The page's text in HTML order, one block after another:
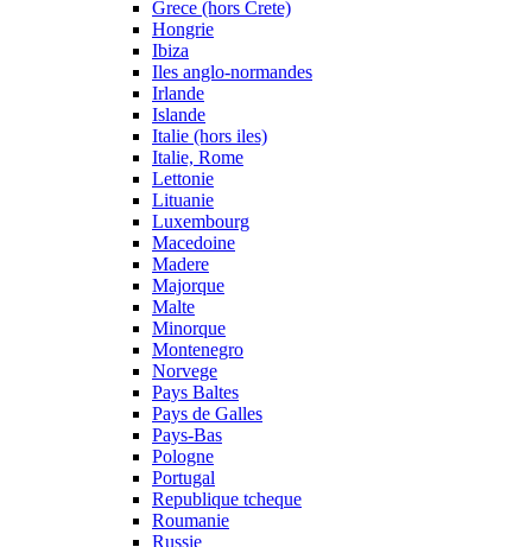
Grece (hors Crete)
Hongrie
Ibiza
Iles anglo-normandes
Irlande
Islande
Italie (hors iles)
Italie, Rome
Lettonie
Lituanie
Luxembourg
Macedoine
Madere
Majorque
Malte
Minorque
Montenegro
Norvege
Pays Baltes
Pays de Galles
Pays-Bas
Pologne
Portugal
Republique tcheque
Roumanie
Russie